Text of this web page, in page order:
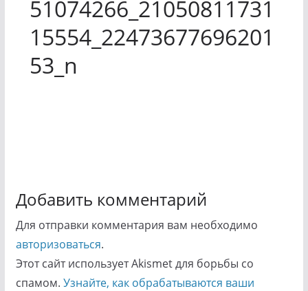
51074266_21050811731
15554_22473677696201
53_n
Добавить комментарий
Для отправки комментария вам необходимо
авторизоваться.
Этот сайт использует Akismet для борьбы со
спамом. Узнайте, как обрабатываются ваши